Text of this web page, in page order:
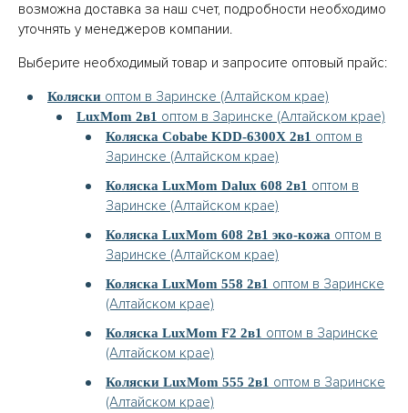
возможна доставка за наш счет, подробности необходимо
уточнять у менеджеров компании.
Выберите необходимый товар и запросите оптовый прайс:
Коляски оптом в Заринске (Алтайском крае)
LuxMom 2в1 оптом в Заринске (Алтайском крае)
Коляска Cobabe KDD-6300X 2в1 оптом в
Заринске (Алтайском крае)
Коляска LuxMom Dalux 608 2в1 оптом в
Заринске (Алтайском крае)
Коляска LuxMom 608 2в1 эко-кожа оптом в
Заринске (Алтайском крае)
Коляска LuxMom 558 2в1 оптом в Заринске
(Алтайском крае)
Коляска LuxMom F2 2в1 оптом в Заринске
(Алтайском крае)
Коляски LuxMom 555 2в1 оптом в Заринске
(Алтайском крае)